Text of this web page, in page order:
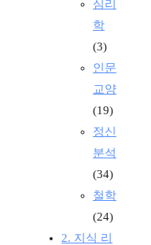
심리
학
(3)
인문
교양
(19)
정신
분석
(34)
철학
(24)
2. 지식 리